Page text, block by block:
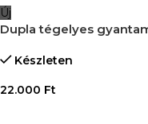
Új
Dupla tégelyes
Készleten
22.000 Ft